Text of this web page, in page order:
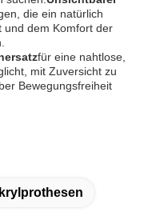
die ein natürlich
und dem Komfort der
für eine nahtlose,
mit Zuversicht zu
Bewegungsfreiheit